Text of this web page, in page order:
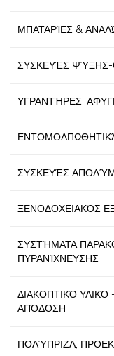
ΜΠΑΤΑΡΊΕΣ &
ΣΥΣΚΕΥΈΣ
ΥΓΡΑΝΤΉΡΕΣ,
ΣΥΣΚΕΥΈΣ
ΞΕΝΟΔΟΧΕΙΑΚΌΣ
ΣΥΣΤΉΜΑΤΑ
ΠΥΡΑΝΊΧΝΕΥΣΗΣ
ΔΙΑΚΟΠΤΙΚΌ
ΑΠΌΔΟΣΗ
ΠΟΛΎΠΡΙΖΑ,